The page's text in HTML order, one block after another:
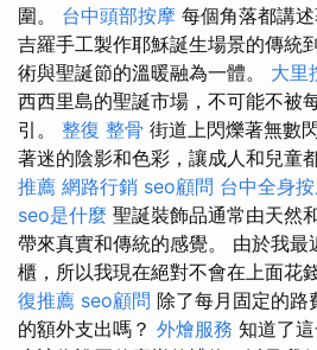
圍。 台中頭部按摩 每個角落都講
吉羅手工製作耶穌誕生場景的傳統
術與聖誕節的溫暖融為一體。 大里
西西里島的聖誕市場，不可能不被
引。 整復 整骨 街道上閃爍著無數
著迷的陰影和色彩，讓成人和兒童
推薦 網路行銷 seo顧問 台中全身
seo是什麼 聖誕裝飾品通常由天然
帶來真實和傳統的感覺。 由於我最
櫃，所以我現在絕對不會在上面花
復推薦 seo顧問 除了每月固定的路
的額外支出嗎？ 外燴服務 知道了